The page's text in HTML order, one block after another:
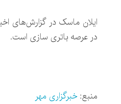
در عرصه باتری سازی است.
منبع: خبرگزاری مهر